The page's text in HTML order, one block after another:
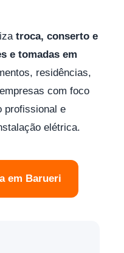
troca, conserto e
e tomadas em
residências,
com foco
profissional e
elétrica.
em Barueri